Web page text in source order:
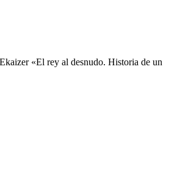
«El rey al desnudo. Historia de un